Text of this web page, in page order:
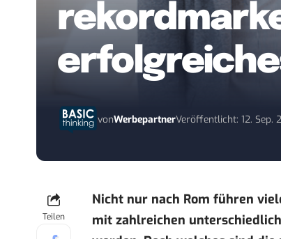
vonWerbepartnerVeröffentlicht: 12. Sep.
Teilen
Nicht nur nach Rom führen
mit zahlreichen